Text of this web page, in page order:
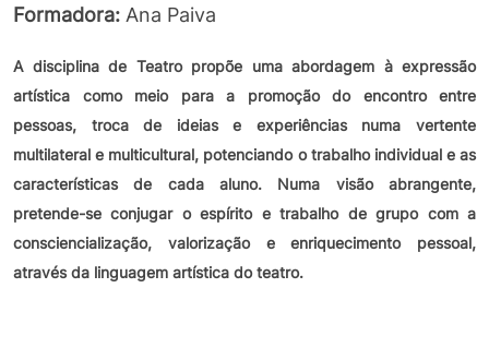
Formadora: Ana Paiva
A disciplina de Teatro propõe uma abordagem à expressão
artística como meio para a promoção do encontro entre
pessoas, troca de ideias e experiências numa vertente
multilateral e multicultural, potenciando o trabalho individual e as
características de cada aluno. Numa visão abrangente,
pretende-se conjugar o espírito e trabalho de grupo com a
consciencialização, valorização e enriquecimento pessoal,
através da linguagem artística do teatro.